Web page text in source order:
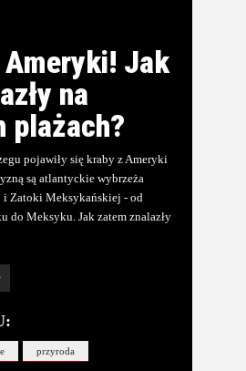
Ameryki! Jak
na
plażach?
pojawiły się kraby z Ameryki
są atlantyckie wybrzeża
i Zatoki Meksykańskiej - od
do Meksyku. Jak zatem znalazły
przyroda